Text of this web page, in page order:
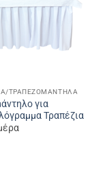
ΤΡΑΠΕΖΟΜΆΝΤΗΛΑ
για
Τραπέζια